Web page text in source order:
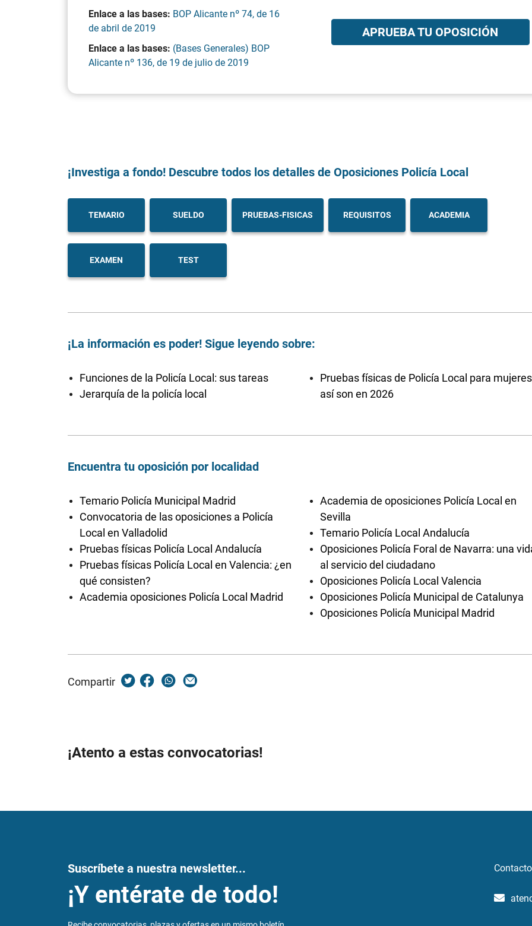
Enlace a las bases: BOP Alicante nº 74, de 16
de abril de 2019
Enlace a las bases: (Bases Generales) BOP
Alicante nº 136, de 19 de julio de 2019
APRUEBA TU OPOSICIÓN
¡Investiga a fondo! Descubre todos los detalles de Oposiciones Policía Local
TEMARIO SUELDO PRUEBAS-FISICAS REQUISITOS ACADEMIA
EXAMEN TEST
¡La información es poder! Sigue leyendo sobre:
Funciones de la Policía Local: sus tareas
Jerarquía de la policía local
Pruebas físicas de Policía Local para
así son en 2026
Encuentra tu oposición por localidad
Temario Policía Municipal Madrid
Convocatoria de las oposiciones a Policía
Local en Valladolid
Pruebas físicas Policía Local Andalucía
Pruebas físicas Policía Local en Valencia: ¿en
qué consisten?
Academia oposiciones Policía Local Madrid
Academia de oposiciones Policía Local en
Sevilla
Temario Policía Local Andalucía
Oposiciones Policía Foral de Navarra: una
al servicio del ciudadano
Oposiciones Policía Local Valencia
Oposiciones Policía Municipal de Catalunya
Oposiciones Policía Municipal Madrid
Compartir
¡Atento a estas convocatorias!
Suscríbete a nuestra newsletter...
¡Y entérate de todo!